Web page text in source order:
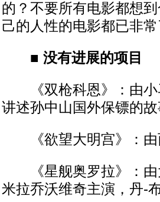
的？不要所有电影都想
己的人性的电影都已非
■ 没有进展的项目
《双枪科恩》：由小
讲述孙中山国外保镖的故
《欲望大明宫》：由
《星舰奥罗拉》：由
米拉乔沃维奇主演，丹-